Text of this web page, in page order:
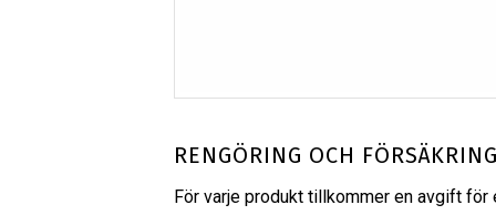
RENGÖRING OCH FÖRSÄKRING
För varje produkt tillkommer en avgift för